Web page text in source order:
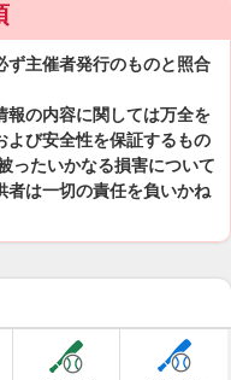
ず主催者発行のものと照合
報の内容に関しては万全を
よび安全性を保証するもの
ったいかなる損害について
者は一切の責任を負いかね